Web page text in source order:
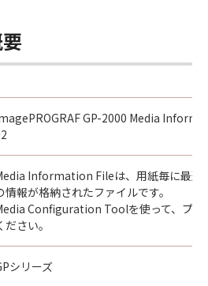
ません。
は、その内容によりキヤノ
ンのライセンサーに帰属し
エア」が、CD-ROM等の記
れて提供されている場合、
客様が「許諾ソフトウエ
日から90日の間、「許諾ソ
格納されている記憶媒体
GP-2000 Media
Information Fileは、用紙毎に最適
情報が格納されたファイルです。
Configuration Toolを使って、プリ
ださい。
シリーズ